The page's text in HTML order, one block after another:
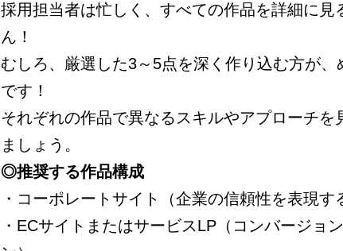
採用担当者は忙しく、すべての作品を詳細に見
ん！
むしろ、厳選した3～5点を深く作り込む方が、
です！
それぞれの作品で異なるスキルやアプローチを
ましょう。
◎推奨する作品構成
・コーポレートサイト（企業の信頼性を表現す
・ECサイトまたはサービスLP（コンバージョ